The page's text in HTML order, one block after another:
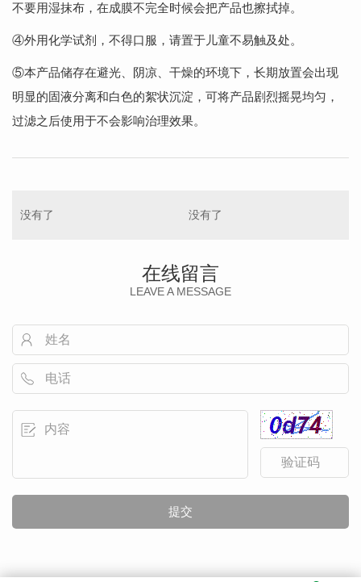
不要用湿抹布，在成膜不完全时候会把产品也擦拭掉。
④外用化学试剂，不得口服，请置于儿童不易触及处。
⑤本产品储存在避光、阴凉、干燥的环境下，长期放置会出现
明显的固液分离和白色的絮状沉淀，可将产品剧烈摇晃均匀，
过滤之后使用于不会影响治理效果。
没有了 没有了
在线留言
LEAVE A MESSAGE